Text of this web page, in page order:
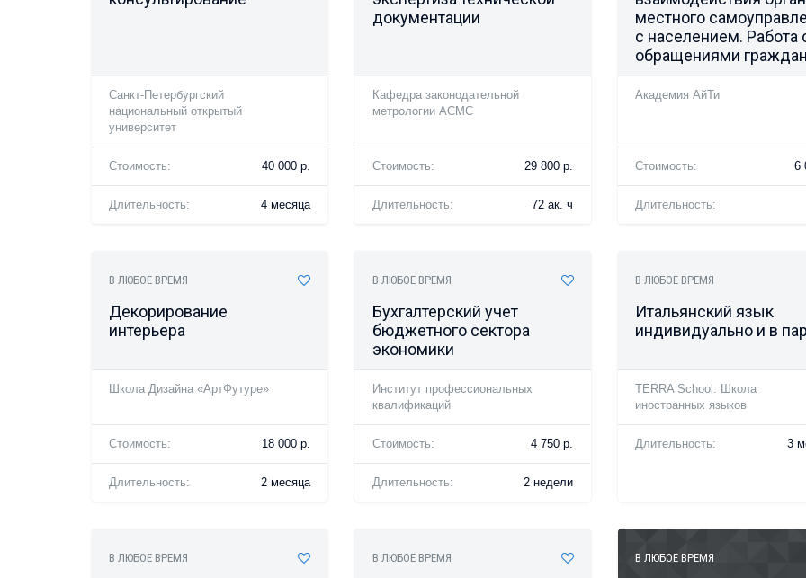
Санкт-Петербургский
национальный открытый
университет
Стоимость: 40 000 р.
Длительность: 4 месяца
документации
Кафедра законодательной
метрологии АСМС
Стоимость: 29 800 р.
Длительность: 72 ак. ч
местного
с населением. Работа
обращениями граждан
Академия АйТи
Стоимость: 6
Длительность:
В ЛЮБОЕ ВРЕМЯ
Декорирование
интерьера
Школа Дизайна «АртФутуре»
Стоимость: 18 000 р.
Длительность: 2 месяца
В ЛЮБОЕ ВРЕМЯ
Бухгалтерский учет
бюджетного сектора
экономики
Институт профессиональных
квалификаций
Стоимость: 4 750 р.
Длительность: 2 недели
В ЛЮБОЕ ВРЕМЯ
Итальянский язык
индивидуально и в
TERRA School. Школа
иностранных языков
Длительность: 3
В ЛЮБОЕ ВРЕМЯ В ЛЮБОЕ ВРЕМЯ В ЛЮБОЕ ВРЕМЯ